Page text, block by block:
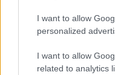
I want to allow
personalized
I want to allow
related to analytics
συνεχείς
έβρισκε πάντα
«Ο γάμος της